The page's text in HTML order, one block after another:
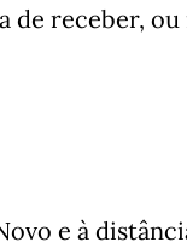
de receber, ou
e à